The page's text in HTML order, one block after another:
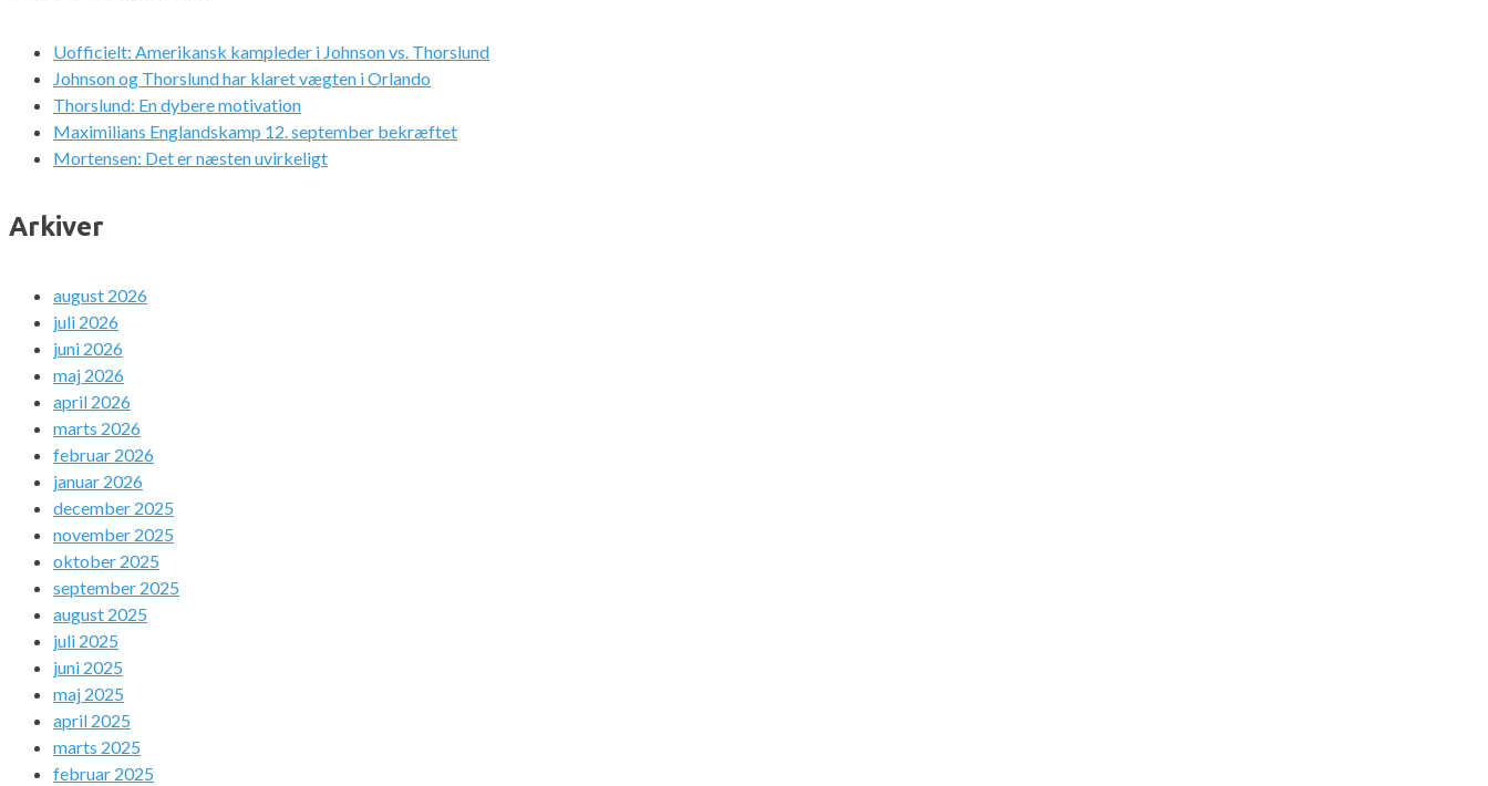
Uofficielt: Amerikansk kampleder i Johnson vs. Thorslund
Johnson og Thorslund har klaret vægten i Orlando
Thorslund: En dybere motivation
Maximilians Englandskamp 12. september bekræftet
Mortensen: Det er næsten uvirkeligt
Arkiver
august 2026
juli 2026
juni 2026
maj 2026
april 2026
marts 2026
februar 2026
januar 2026
december 2025
november 2025
oktober 2025
september 2025
august 2025
juli 2025
juni 2025
maj 2025
april 2025
marts 2025
februar 2025